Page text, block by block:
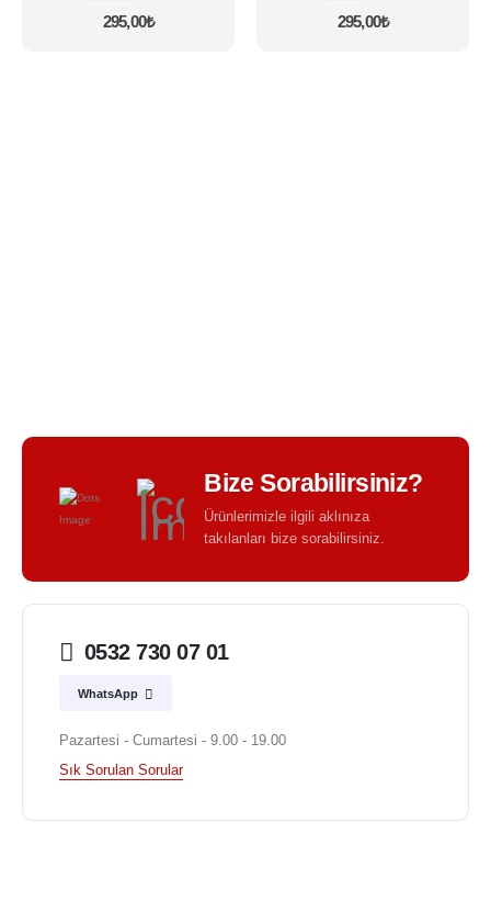
5 üzerinden
295,00₺ 5 üzerinden
295,00₺
Bize Sorabilirsiniz?
Ürünlerimizle ilgili aklınıza
takılanları bize sorabilirsiniz.
0532 730 07 01
WhatsApp
Pazartesi - Cumartesi - 9.00 - 19.00
Sık Sorulan Sorular